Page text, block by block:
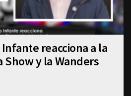
reacciona a la
Show y la Wanders